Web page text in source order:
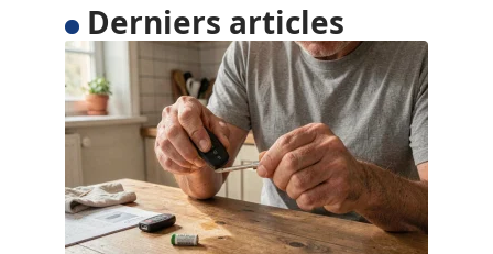
Derniers articles